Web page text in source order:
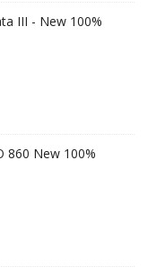
III - New 100%
860 New 100%